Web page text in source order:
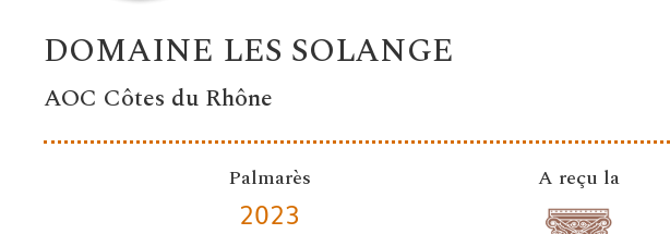
DOMAINE LES SOLANGE
AOC Côtes du Rhône
Palmarès
2023
A reçu la